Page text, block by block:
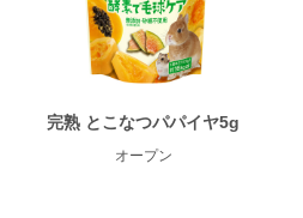
完熟 とこなつパパイヤ5g
オープン